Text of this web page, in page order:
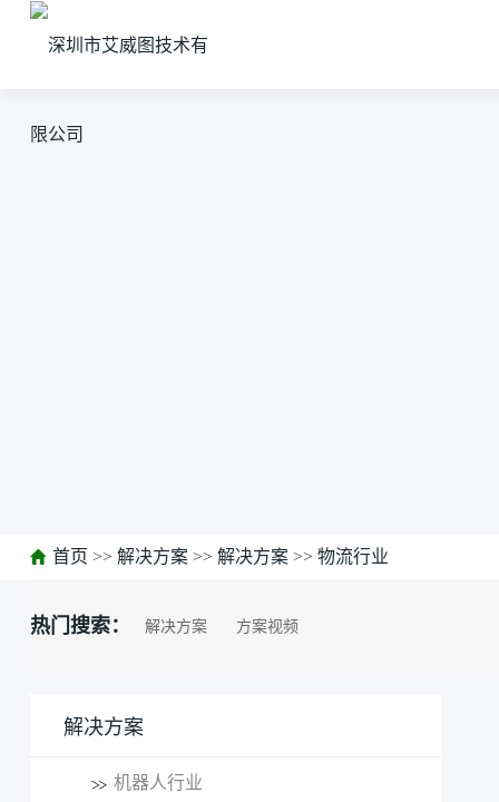
首页 >> 解决方案>> 解决方案>> 物流行业
热门搜索： 解决方案 方案视频
解决方案
机器人行业